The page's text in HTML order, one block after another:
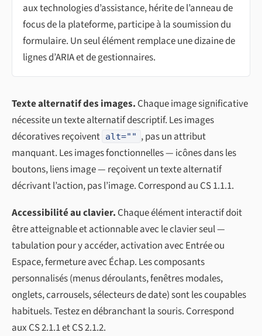
aux technologies d’assistance, hérite de l’anneau de
focus de la plateforme, participe à la soumission du
formulaire. Un seul élément remplace une dizaine de
lignes d’ARIA et de gestionnaires.
Texte alternatif des images. Chaque image significative
nécessite un texte alternatif descriptif. Les images
décoratives reçoivent alt="" , pas un attribut
manquant. Les images fonctionnelles — icônes dans les
boutons, liens image — reçoivent un texte alternatif
décrivant l’action, pas l’image. Correspond au CS 1.1.1.
Accessibilité au clavier. Chaque élément interactif doit
être atteignable et actionnable avec le clavier seul —
tabulation pour y accéder, activation avec Entrée ou
Espace, fermeture avec Échap. Les composants
personnalisés (menus déroulants, fenêtres modales,
onglets, carrousels, sélecteurs de date) sont les coupables
habituels. Testez en débranchant la souris. Correspond
aux CS 2.1.1 et CS 2.1.2.